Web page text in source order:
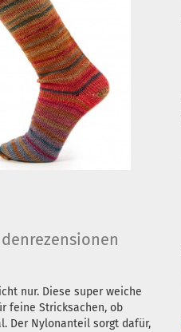
nur. Diese super weiche
feine Stricksachen, ob
Der Nylonanteil sorgt dafür,